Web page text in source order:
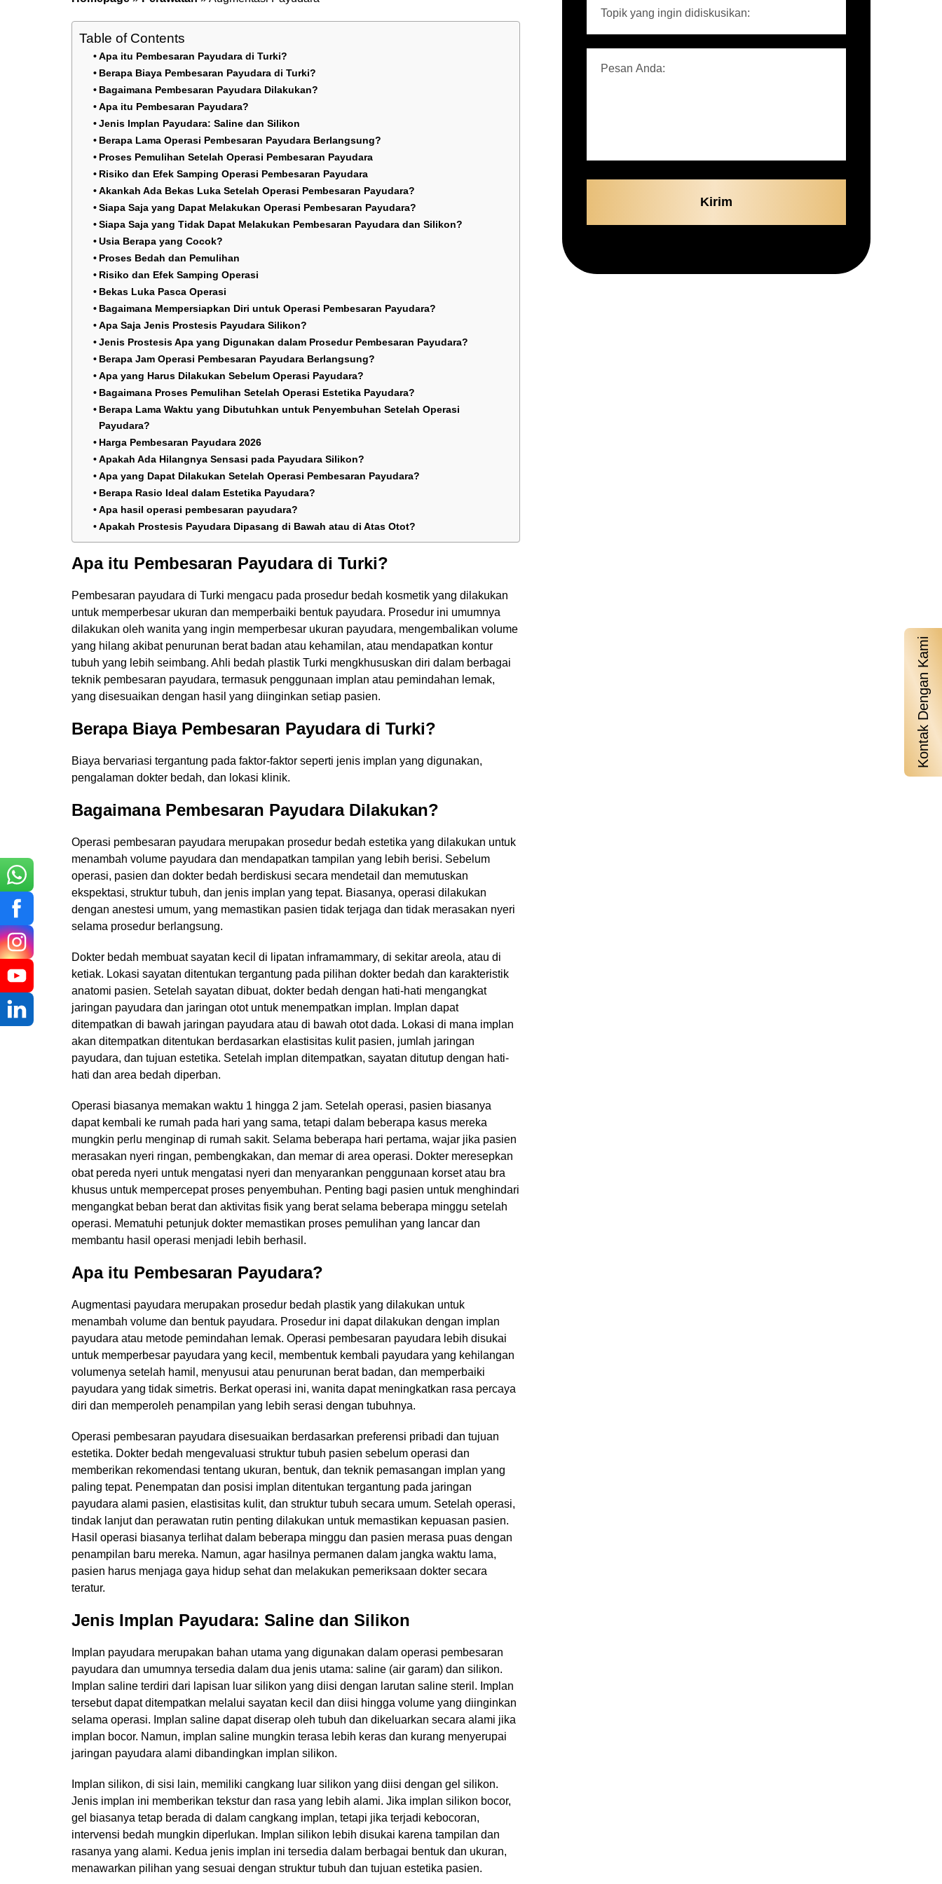
Kontak Dengan Kami
Table of Contents
Apa itu Pembesaran Payudara di Turki?
Berapa Biaya Pembesaran Payudara di Turki?
Bagaimana Pembesaran Payudara Dilakukan?
Apa itu Pembesaran Payudara?
Jenis Implan Payudara: Saline dan Silikon
Berapa Lama Operasi Pembesaran Payudara Berlangsung?
Proses Pemulihan Setelah Operasi Pembesaran Payudara
Risiko dan Efek Samping Operasi Pembesaran Payudara
Akankah Ada Bekas Luka Setelah Operasi Pembesaran Payudara?
Siapa Saja yang Dapat Melakukan Operasi Pembesaran Payudara?
Siapa Saja yang Tidak Dapat Melakukan Pembesaran Payudara dan Silikon?
Usia Berapa yang Cocok?
Proses Bedah dan Pemulihan
Risiko dan Efek Samping Operasi
Bekas Luka Pasca Operasi
Bagaimana Mempersiapkan Diri untuk Operasi Pembesaran Payudara?
Apa Saja Jenis Prostesis Payudara Silikon?
Jenis Prostesis Apa yang Digunakan dalam Prosedur Pembesaran Payudara?
Berapa Jam Operasi Pembesaran Payudara Berlangsung?
Apa yang Harus Dilakukan Sebelum Operasi Payudara?
Bagaimana Proses Pemulihan Setelah Operasi Estetika Payudara?
Berapa Lama Waktu yang Dibutuhkan untuk Penyembuhan Setelah Operasi
Payudara?
Harga Pembesaran Payudara 2026
Apakah Ada Hilangnya Sensasi pada Payudara Silikon?
Apa yang Dapat Dilakukan Setelah Operasi Pembesaran Payudara?
Berapa Rasio Ideal dalam Estetika Payudara?
Apa hasil operasi pembesaran payudara?
Apakah Prostesis Payudara Dipasang di Bawah atau di Atas Otot?
Apa itu Pembesaran Payudara di Turki?
Pembesaran payudara di Turki mengacu pada prosedur bedah kosmetik yang dilakukan
untuk memperbesar ukuran dan memperbaiki bentuk payudara. Prosedur ini umumnya
dilakukan oleh wanita yang ingin memperbesar ukuran payudara, mengembalikan volume
yang hilang akibat penurunan berat badan atau kehamilan, atau mendapatkan kontur
tubuh yang lebih seimbang. Ahli bedah plastik Turki mengkhususkan diri dalam berbagai
teknik pembesaran payudara, termasuk penggunaan implan atau pemindahan lemak,
yang disesuaikan dengan hasil yang diinginkan setiap pasien.
Berapa Biaya Pembesaran Payudara di Turki?
Biaya bervariasi tergantung pada faktor-faktor seperti jenis implan yang digunakan,
pengalaman dokter bedah, dan lokasi klinik.
Bagaimana Pembesaran Payudara Dilakukan?
Operasi pembesaran payudara merupakan prosedur bedah estetika yang dilakukan untuk
menambah volume payudara dan mendapatkan tampilan yang lebih berisi. Sebelum
operasi, pasien dan dokter bedah berdiskusi secara mendetail dan memutuskan
ekspektasi, struktur tubuh, dan jenis implan yang tepat. Biasanya, operasi dilakukan
dengan anestesi umum, yang memastikan pasien tidak terjaga dan tidak merasakan nyeri
selama prosedur berlangsung.
Dokter bedah membuat sayatan kecil di lipatan inframammary, di sekitar areola, atau di
ketiak. Lokasi sayatan ditentukan tergantung pada pilihan dokter bedah dan karakteristik
anatomi pasien. Setelah sayatan dibuat, dokter bedah dengan hati-hati mengangkat
jaringan payudara dan jaringan otot untuk menempatkan implan. Implan dapat
ditempatkan di bawah jaringan payudara atau di bawah otot dada. Lokasi di mana implan
akan ditempatkan ditentukan berdasarkan elastisitas kulit pasien, jumlah jaringan
payudara, dan tujuan estetika. Setelah implan ditempatkan, sayatan ditutup dengan hati-
hati dan area bedah diperban.
Operasi biasanya memakan waktu 1 hingga 2 jam. Setelah operasi, pasien biasanya
dapat kembali ke rumah pada hari yang sama, tetapi dalam beberapa kasus mereka
mungkin perlu menginap di rumah sakit. Selama beberapa hari pertama, wajar jika pasien
merasakan nyeri ringan, pembengkakan, dan memar di area operasi. Dokter meresepkan
obat pereda nyeri untuk mengatasi nyeri dan menyarankan penggunaan korset atau bra
khusus untuk mempercepat proses penyembuhan. Penting bagi pasien untuk menghindari
mengangkat beban berat dan aktivitas fisik yang berat selama beberapa minggu setelah
operasi. Mematuhi petunjuk dokter memastikan proses pemulihan yang lancar dan
membantu hasil operasi menjadi lebih berhasil.
Apa itu Pembesaran Payudara?
Augmentasi payudara merupakan prosedur bedah plastik yang dilakukan untuk
menambah volume dan bentuk payudara. Prosedur ini dapat dilakukan dengan implan
payudara atau metode pemindahan lemak. Operasi pembesaran payudara lebih disukai
untuk memperbesar payudara yang kecil, membentuk kembali payudara yang kehilangan
volumenya setelah hamil, menyusui atau penurunan berat badan, dan memperbaiki
payudara yang tidak simetris. Berkat operasi ini, wanita dapat meningkatkan rasa percaya
diri dan memperoleh penampilan yang lebih serasi dengan tubuhnya.
Operasi pembesaran payudara disesuaikan berdasarkan preferensi pribadi dan tujuan
estetika. Dokter bedah mengevaluasi struktur tubuh pasien sebelum operasi dan
memberikan rekomendasi tentang ukuran, bentuk, dan teknik pemasangan implan yang
paling tepat. Penempatan dan posisi implan ditentukan tergantung pada jaringan
payudara alami pasien, elastisitas kulit, dan struktur tubuh secara umum. Setelah operasi,
tindak lanjut dan perawatan rutin penting dilakukan untuk memastikan kepuasan pasien.
Hasil operasi biasanya terlihat dalam beberapa minggu dan pasien merasa puas dengan
penampilan baru mereka. Namun, agar hasilnya permanen dalam jangka waktu lama,
pasien harus menjaga gaya hidup sehat dan melakukan pemeriksaan dokter secara
teratur.
Jenis Implan Payudara: Saline dan Silikon
Implan payudara merupakan bahan utama yang digunakan dalam operasi pembesaran
payudara dan umumnya tersedia dalam dua jenis utama: saline (air garam) dan silikon.
Implan saline terdiri dari lapisan luar silikon yang diisi dengan larutan saline steril. Implan
tersebut dapat ditempatkan melalui sayatan kecil dan diisi hingga volume yang diinginkan
selama operasi. Implan saline dapat diserap oleh tubuh dan dikeluarkan secara alami jika
implan bocor. Namun, implan saline mungkin terasa lebih keras dan kurang menyerupai
jaringan payudara alami dibandingkan implan silikon.
Implan silikon, di sisi lain, memiliki cangkang luar silikon yang diisi dengan gel silikon.
Jenis implan ini memberikan tekstur dan rasa yang lebih alami. Jika implan silikon bocor,
gel biasanya tetap berada di dalam cangkang implan, tetapi jika terjadi kebocoran,
intervensi bedah mungkin diperlukan. Implan silikon lebih disukai karena tampilan dan
rasanya yang alami. Kedua jenis implan ini tersedia dalam berbagai bentuk dan ukuran,
menawarkan pilihan yang sesuai dengan struktur tubuh dan tujuan estetika pasien.
Hubungi Kami
Nama Lengkap Anda
Alamat E-Mail Anda
Pesan Anda